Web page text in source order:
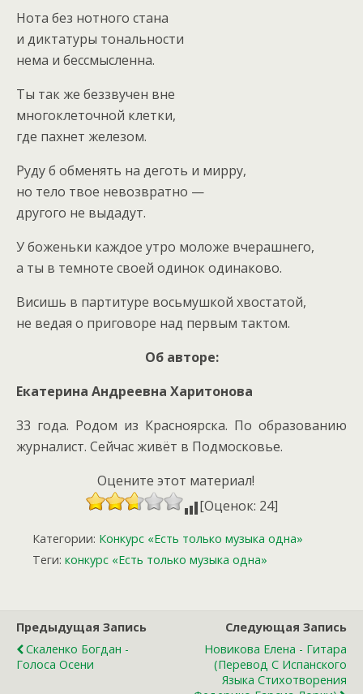
Нота без нотного стана
и диктатуры тональности
нема и бессмысленна.
Ты так же беззвучен вне
многоклеточной клетки,
где пахнет железом.
Руду б обменять на деготь и мирру,
но тело твое невозвратно —
другого не выдадут.
У боженьки каждое утро моложе вчерашнего,
а ты в темноте своей одинок одинаково.
Висишь в партитуре восьмушкой хвостатой,
не ведая о приговоре над первым тактом.
Об авторе:
Екатерина Андреевна Харитонова
33 года. Родом из Красноярска. По образованию
журналист. Сейчас живёт в Подмосковье.
Оцените этот материал!
[Оценок: 24]
Категории: Конкурс «Есть только музыка одна»
Теги: конкурс «Есть только музыка одна»
Предыдущая Запись
Скаленко Богдан -
Голоса Осени
Следующая Запись
Новикова Елена - Гитара
(перевод С Испанского
Языка Стихотворения